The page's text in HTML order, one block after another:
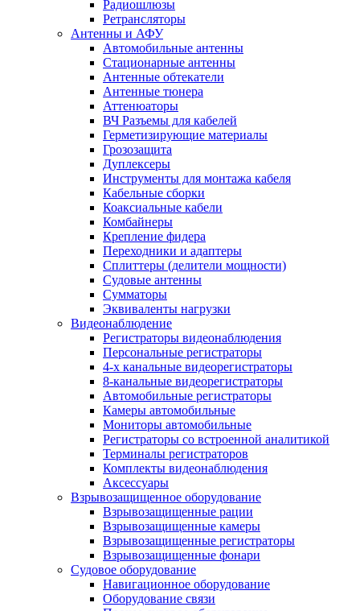
Радиошлюзы
Ретрансляторы
Антенны и АФУ
Автомобильные антенны
Стационарные антенны
Антенные обтекатели
Антенные тюнера
Аттенюаторы
ВЧ Разъемы для кабелей
Герметизирующие материалы
Грозозащита
Дуплексеры
Инструменты для монтажа кабеля
Кабельные сборки
Коаксиальные кабели
Комбайнеры
Крепление фидера
Переходники и адаптеры
Сплиттеры (делители мощности)
Судовые антенны
Сумматоры
Эквиваленты нагрузки
Видеонаблюдение
Регистраторы видеонаблюдения
Персональные регистраторы
4-х канальные видеорегистраторы
8-канальные видеорегистраторы
Автомобильные регистраторы
Камеры автомобильные
Мониторы автомобильные
Регистраторы со встроенной аналитикой
Терминалы регистраторов
Комплекты видеонаблюдения
Аксессуары
Взрывозащищенное оборудование
Взрывозащищенные рации
Взрывозащищенные камеры
Взрывозащищенные регистраторы
Взрывозащищенные фонари
Судовое оборудование
Навигационное оборудование
Оборудование связи